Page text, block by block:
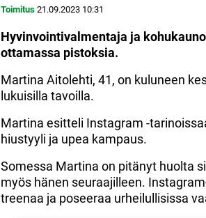
Toimitus 21.09.2023 10:31
Hyvinvointivalmentaja ja
ottamassa pistoksia.
Martina Aitolehti, 41, on kuluneen
lukuisilla tavoilla.
Martina esitteli Instagram -
hiustyyli ja upea kampaus.
Somessa Martina on pitänyt huolta
myös hänen seuraajilleen.
treenaa ja poseeraa urheilullisissa